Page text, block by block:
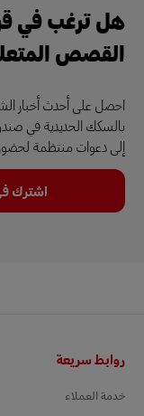
هل ترغب في
القصص
احصل على أحدث أخبار
بالسكك الحديدية في
إلى دعوات منتظمة لحضور
اشترك
روابط سريعة
خدمة العملاء